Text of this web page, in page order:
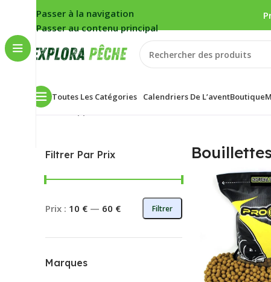
Passer à la navigation
Passer au contenu principal
Toutes Les Catégories Calendriers De L’aventBoutique
Accueil
Filtrer Par Prix
Filtrer
Prix : 10 € — 60 €
Marques